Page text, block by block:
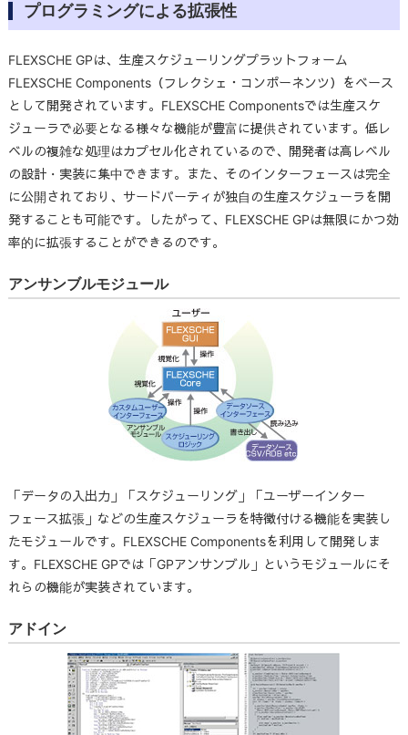
プログラミングによる拡張性
FLEXSCHE GPは、生産スケジューリングプラットフォーム
FLEXSCHE Components（フレクシェ・コンポーネンツ）をベース
として開発されています。FLEXSCHE Componentsでは生産スケ
ジューラで必要となる様々な機能が豊富に提供されています。低レ
ベルの複雑な処理はカプセル化されているので、開発者は高レベル
の設計・実装に集中できます。また、そのインターフェースは完全
に公開されており、サードパーティが独自の生産スケジューラを開
発することも可能です。したがって、FLEXSCHE GPは無限にかつ効
率的に拡張することができるのです。
アンサンブルモジュール
「データの入出力」「スケジューリング」「ユーザーインター
フェース拡張」などの生産スケジューラを特徴付ける機能を実装し
たモジュールです。FLEXSCHE Componentsを利用して開発しま
す。FLEXSCHE GPでは「GPアンサンブル」というモジュールにそ
れらの機能が実装されています。
アドイン